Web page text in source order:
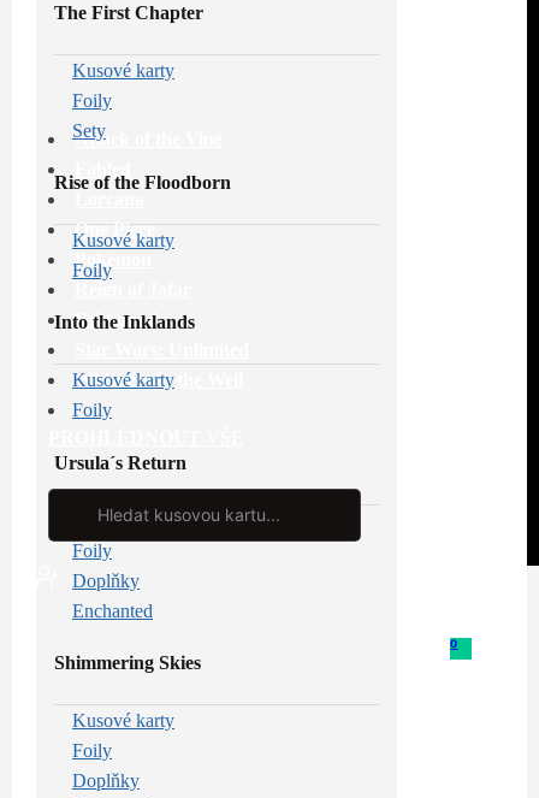
Attack of the Vine
One Piece
Pokémon
Riftbound
Whispers in the Well
Search
0
The First Chapter
Kusové karty
Foily
Sety
Rise of the Floodborn
Kusové karty
Foily
Into the Inklands
Kusové karty
Foily
Ursula´s Return
Kusové karty
Foily
Doplňky
Enchanted
Shimmering Skies
Kusové karty
Foily
Doplňky